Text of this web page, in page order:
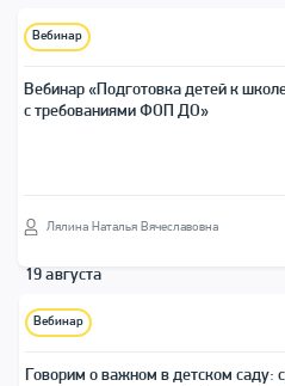
Вебинар
Вебинар «Подготовка детей к
с требованиями ФОП ДО»
Лялина Наталья Вячеславовна
19 августа
Вебинар
Говорим о важном в детском саду: